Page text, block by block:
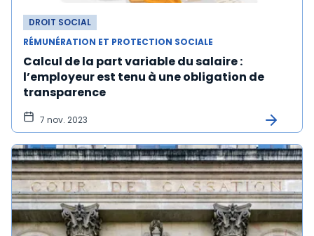
DROIT SOCIAL
RÉMUNÉRATION ET PROTECTION SOCIALE
Calcul de la part variable du salaire :
l’employeur est tenu à une obligation de
transparence
7 nov. 2023